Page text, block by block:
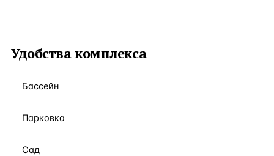
Удобства комплекса
Бассейн
Парковка
Сад